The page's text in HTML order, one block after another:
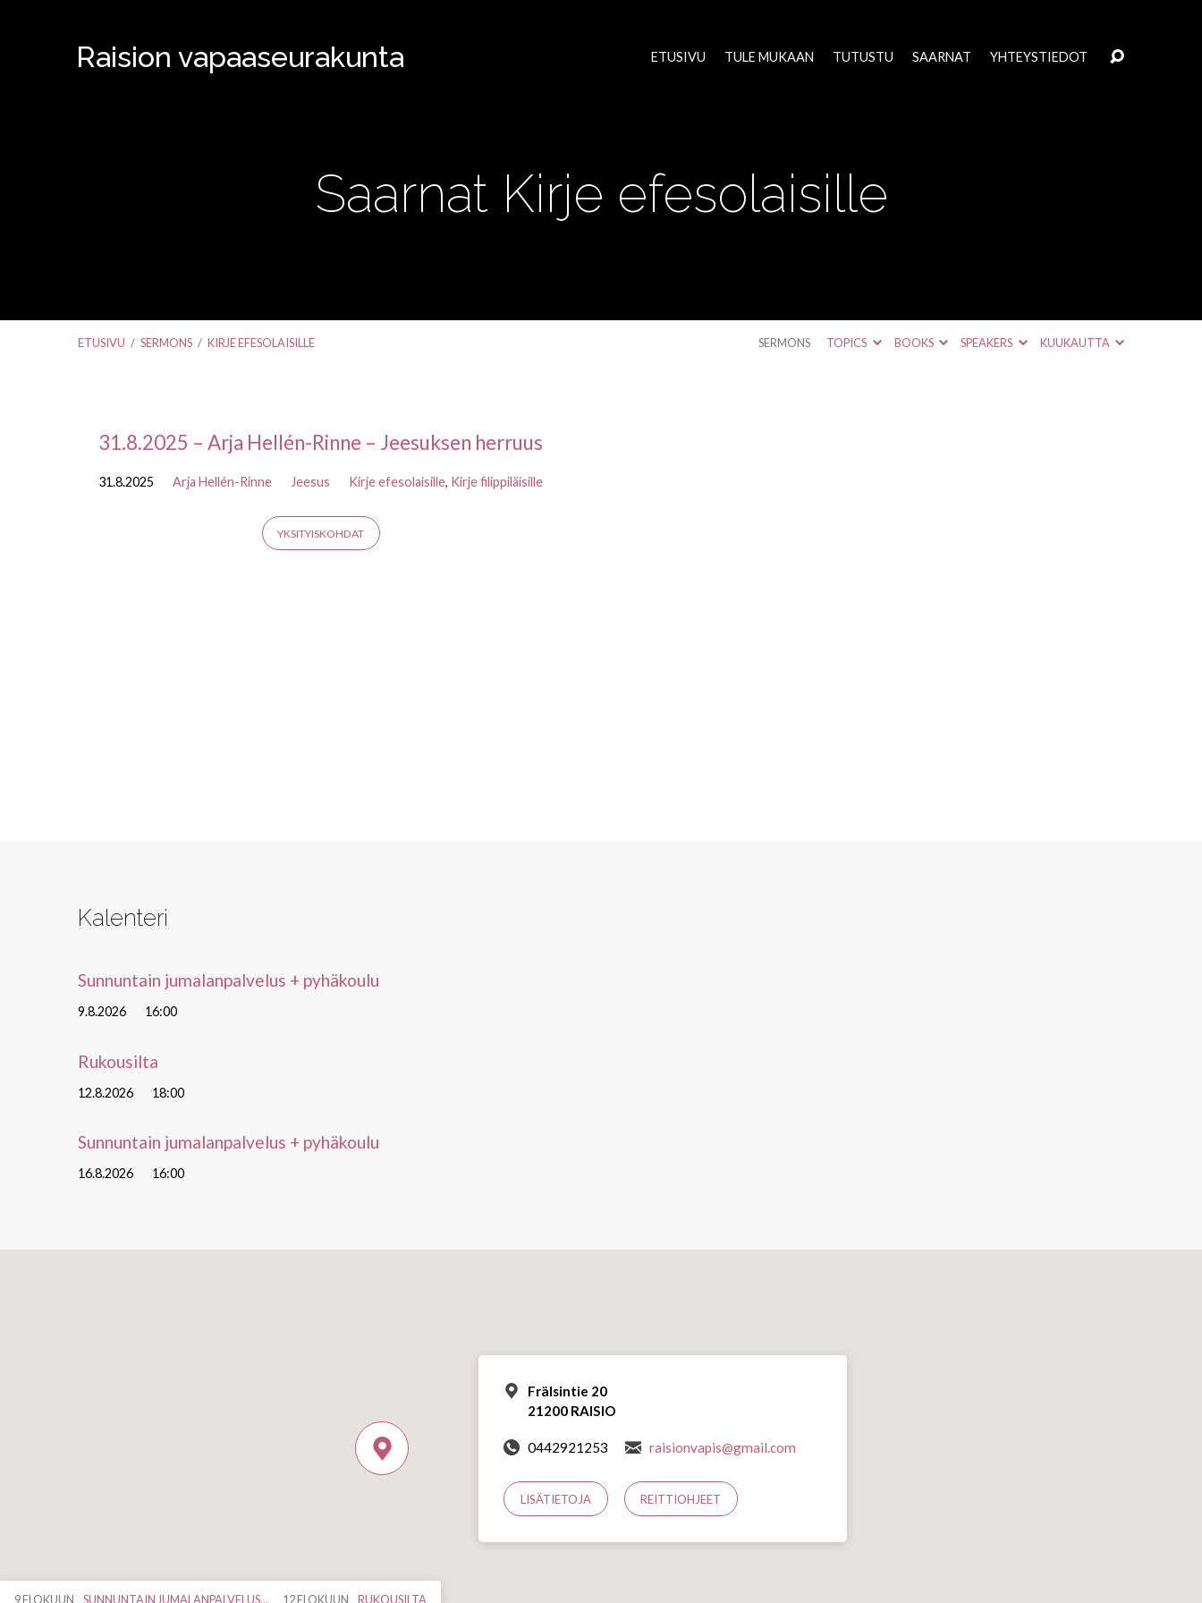
Raision vapaaseurakunta ETUSIVU TULE MUKAAN TUTUSTU SAARNAT YHTEYSTIEDOT
Saarnat Kirje efesolaisille
ETUSIVU / SERMONS / KIRJE EFESOLAISILLE SERMONS TOPICS BOOKS SPEAKERS KUUKAUTTA
Saarnat
Kirje
efesolaisille
31.8.2025 – Arja Hellén-Rinne – Jeesuksen herruus
31.8.2025 Arja Hellén-Rinne Jeesus Kirje efesolaisille, Kirje filippiläisille
YKSITYISKOHDAT
Kalenteri
Sunnuntain jumalanpalvelus + pyhäkoulu
9.8.2026 16:00
Rukousilta
12.8.2026 18:00
Sunnuntain jumalanpalvelus + pyhäkoulu
16.8.2026 16:00
Frälsintie 20
21200 RAISIO
0442921253 raisionvapis@gmail.com
LISÄTIETOJA REITTIOHJEET
9 ELOKUUN SUNNUNTAIN JUMALANPALVELUS… 12 ELOKUUN RUKOUSILTA